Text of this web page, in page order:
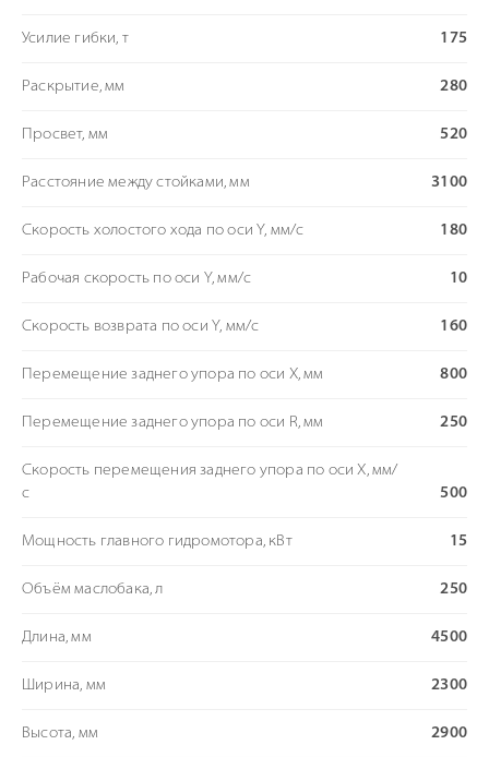
Усилие гибки, т 175
Раскрытие, мм 280
Просвет, мм 520
Расстояние между стойками, мм 3100
Скорость холостого хода по оси Y, мм/с 180
Рабочая скорость по оси Y, мм/с 10
Скорость возврата по оси Y, мм/с 160
Перемещение заднего упора по оси Х, мм 800
Перемещение заднего упора по оси R, мм 250
Скорость перемещения заднего упора по оси Х, мм/
с
500
Мощность главного гидромотора, кВт 15
Объём маслобака, л 250
Длина, мм 4500
Ширина, мм 2300
Высота, мм 2900